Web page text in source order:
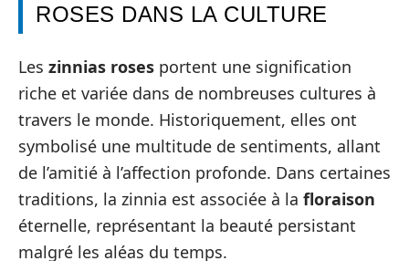
ROSES DANS LA CULTURE
Les zinnias roses portent une signification
riche et variée dans de nombreuses cultures à
travers le monde. Historiquement, elles ont
symbolisé une multitude de sentiments, allant
de l’amitié à l’affection profonde. Dans certaines
traditions, la zinnia est associée à la floraison
éternelle, représentant la beauté persistant
malgré les aléas du temps.